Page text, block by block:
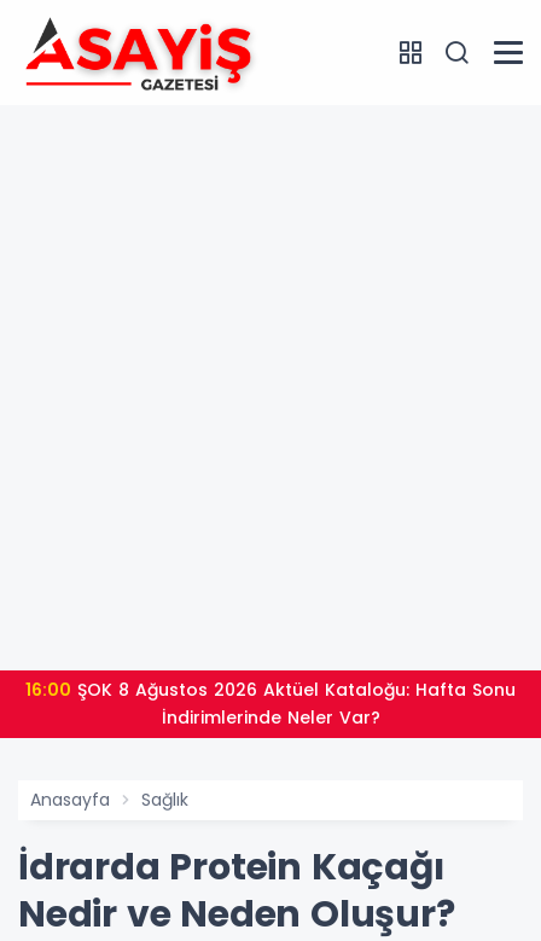
16:00
İndirimlerinde Neler Var?
Anasayfa Sağlık
İdrarda Protein Kaçağı
Nedir ve Neden Oluşur?